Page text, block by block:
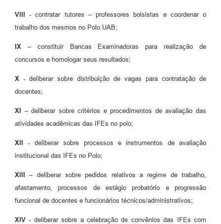
VIII -contratar tutores – professores bolsistas e coordenar o
trabalho dos mesmos no Polo UAB;
IX –constituir Bancas Examinadoras para realização de
concursos e homologar seus resultados;
X -deliberar sobre distribuição de vagas para contratação de
docentes;
XI –deliberar sobre critérios e procedimentos de avaliação das
atividades acadêmicas das IFEs no polo;
XII -deliberar sobre processos e instrumentos de avaliação
institucional das IFEs no Polo;
XIII –deliberar sobre pedidos relativos a regime de trabalho,
afastamento, processos de estágio probatório e progressão
funcional de docentes e funcionários técnicos/administrativos;
XIV -deliberar sobre a celebração de convênios das IFEs com